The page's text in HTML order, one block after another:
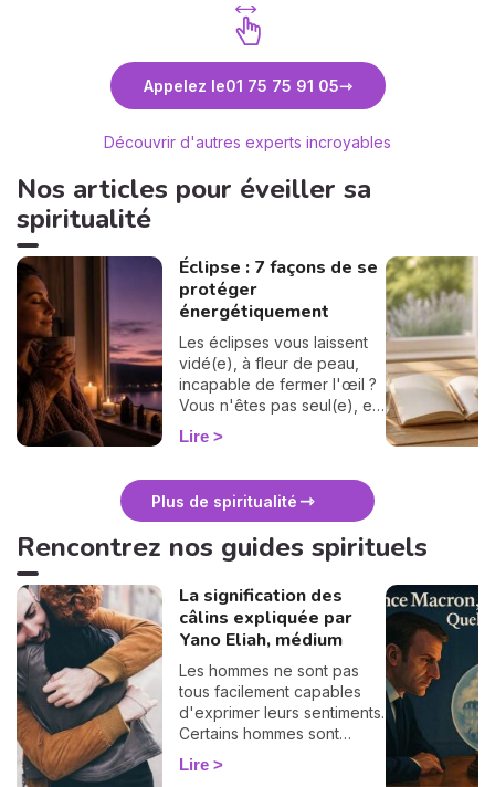
Découvrez Anne-Lyssia Coupart
Appelez le01 75 75 91 05
Découvrir d'autres experts incroyables
Nos articles pour éveiller sa
spiritualité
Éclipse : 7 façons de se
protéger
énergétiquement
Les éclipses vous laissent
vidé(e), à fleur de peau,
incapable de fermer l'œil ?
Vous n'êtes pas seul(e), et
surtout : ça se traverse en
douceur. Voici 7 gestes
vous protéger
énergétiquement et
intérieur. 🛡️🌒
Lire
Plus de spiritualité
Rencontrez nos guides spirituels
La signification des
câlins expliquée par
Yano Eliah, médium
Les hommes ne sont pas
tous facilement capables
d'exprimer leurs sentiments.
Certains hommes sont
habitués à contrôler leurs
sentiments, par conséquent
Lire